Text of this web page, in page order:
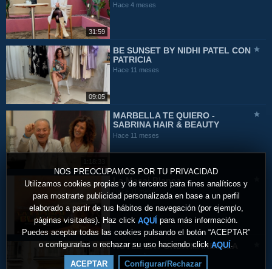
NOS PREOCUPAMOS POR TU PRIVACIDAD
Utilizamos cookies propias y de terceros para fines analíticos y
para mostrarte publicidad personalizada en base a un perfil
elaborado a partir de tus hábitos de navegación (por ejemplo,
páginas visitadas). Haz click AQUÍ para más información.
Puedes aceptar todas las cookies pulsando el botón “ACEPTAR”
o configurarlas o rechazar su uso haciendo click AQUÍ .
ACEPTAR Configurar/Rechazar
31:59
Hace 4 meses
09:05
BE SUNSET BY NIDHI PATEL CON
PATRICIA
Hace 11 meses
MARBELLA TE QUIERO -
SABRINA HAIR & BEAUTY
Hace 11 meses
La Masai Blanca
Hace 11 meses
HOTEL LA FONDA MARBELLA
Hace un año